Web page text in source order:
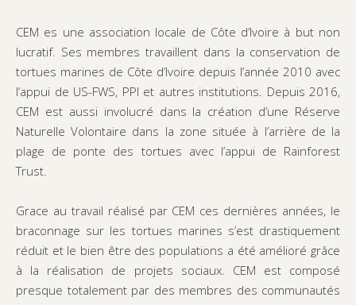
CEM es une association locale de Côte d’Ivoire à but non
lucratif. Ses membres travaillent dans la conservation de
tortues marines de Côte d’Ivoire depuis l’année 2010 avec
l’appui de US-FWS, PPI et autres institutions. Depuis 2016,
CEM est aussi involucré dans la création d’une Réserve
Naturelle Volontaire dans la zone située à l’arrière de la
plage de ponte des tortues avec l’appui de Rainforest
Trust.
Grace au travail réalisé par CEM ces dernières années, le
braconnage sur les tortues marines s’est drastiquement
réduit et le bien être des populations a été amélioré grâce
à la réalisation de projets sociaux. CEM est composé
presque totalement par des membres des communautés